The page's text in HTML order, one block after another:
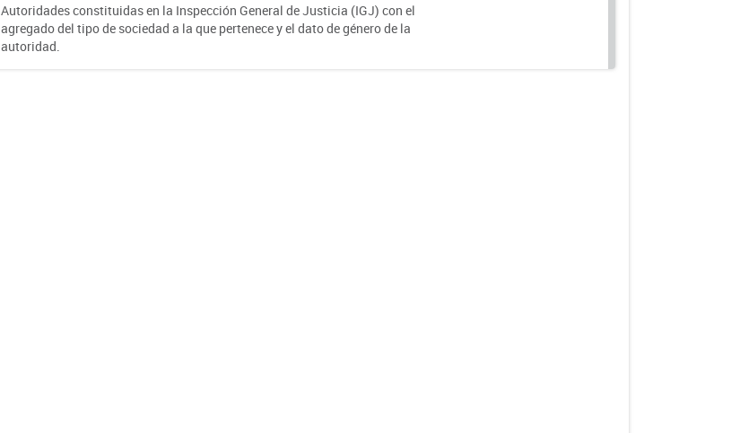
Autoridades constituidas en la Inspección General de Justicia (IGJ) con el
agregado del tipo de sociedad a la que pertenece y el dato de género de la
autoridad.